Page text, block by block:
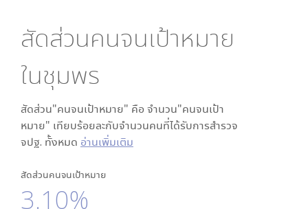
สัดส่วนคนจนเป้าหมาย
ในชุมพร
สัดส่วน"คนจนเป้าหมาย" คือ จำนวน"คนจนเป้า
หมาย" เทียบร้อยละกับจำนวนคนที่ได้รับการสำรวจ
จปฐ. ทั้งหมด อ่านเพิ่มเติม
สัดส่วนคนจนเป้าหมาย
3.10%